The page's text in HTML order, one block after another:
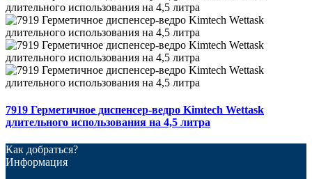
7919 Герметичное диспенсер-ведро Kimtech Wettask
длительного использования на 4,5 литра
Как добраться?
Информация